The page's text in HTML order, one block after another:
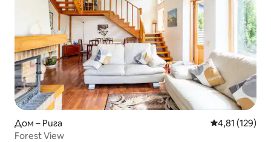
Дом – Рига Средна
4,81 (129)
Forest View